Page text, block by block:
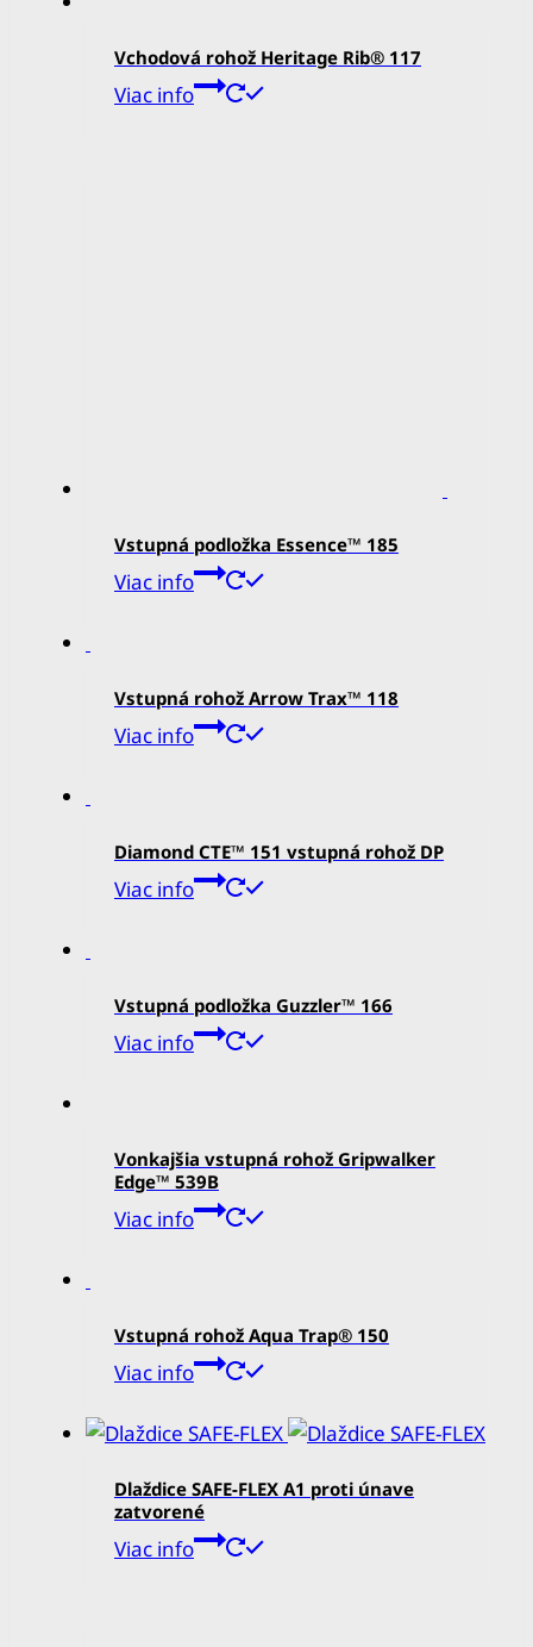
Vchodová rohož Heritage Rib® 117
Viac info
Vstupná podložka Essence™ 185
Viac info
Vstupná rohož Arrow Trax™ 118
Viac info
Diamond CTE™ 151 vstupná rohož DP
Viac info
Vstupná podložka Guzzler™ 166
Viac info
Vonkajšia vstupná rohož Gripwalker
Edge™ 539B
Viac info
Vstupná rohož Aqua Trap® 150
Viac info
Dlaždice SAFE-FLEX A1 proti únave
zatvorené
Viac info